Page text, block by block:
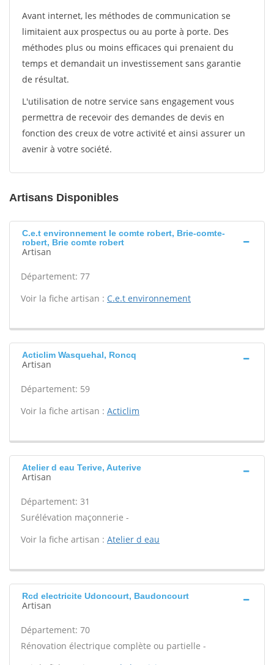
Avant internet, les méthodes de communication se
limitaient aux prospectus ou au porte à porte. Des
méthodes plus ou moins efficaces qui prenaient du
temps et demandait un investissement sans garantie
de résultat.
L'utilisation de notre service sans engagement vous
permettra de recevoir des demandes de devis en
fonction des creux de votre activité et ainsi assurer un
avenir à votre société.
Artisans Disponibles
C.e.t environnement Ie comte robert, Brie-comte-
robert, Brie comte robert
Artisan
Département: 77
Voir la fiche artisan : C.e.t environnement
Acticlim Wasquehal, Roncq
Artisan
Département: 59
Voir la fiche artisan : Acticlim
Atelier d eau Terive, Auterive
Artisan
Département: 31
Surélévation maçonnerie -
Voir la fiche artisan : Atelier d eau
Rcd electricite Udoncourt, Baudoncourt
Artisan
Département: 70
Rénovation électrique complète ou partielle -